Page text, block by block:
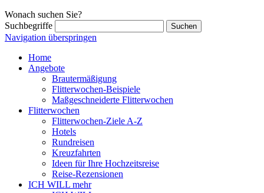
Wonach suchen Sie?
Suchbegriffe
Navigation überspringen
Home
Angebote
Brautermäßigung
Flitterwochen-Beispiele
Maßgeschneiderte Flitterwochen
Flitterwochen
Flitterwochen-Ziele A-Z
Hotels
Rundreisen
Kreuzfahrten
Ideen für Ihre Hochzeitsreise
Reise-Rezensionen
ICH WILL mehr